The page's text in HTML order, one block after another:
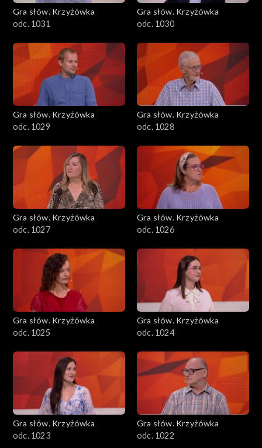
Gra słów. Krzyżówka
odc. 1031
Gra słów. Krzyżówka
odc. 1030
Gra słów. Krzyżówka
odc. 1029
Gra słów. Krzyżówka
odc. 1028
Gra słów. Krzyżówka
odc. 1027
Gra słów. Krzyżówka
odc. 1026
Gra słów. Krzyżówka
odc. 1025
Gra słów. Krzyżówka
odc. 1024
Gra słów. Krzyżówka
odc. 1023
Gra słów. Krzyżówka
odc. 1022